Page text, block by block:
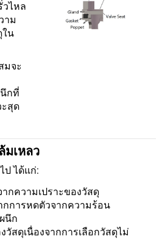
วไหล
าม
ใน
มจะ
กที่
ะสุด
มเหลว
ป ได้แก่:
ากความเปราะของวัสดุ
กการหดตัวจากความร้อน
นึก
วัสดุเนื่องจากการเลือกวัสดุไม่